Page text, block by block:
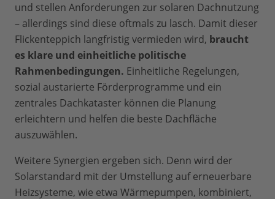
und stellen Anforderungen zur solaren Dachnutzung
– allerdings sind diese oftmals zu lasch. Damit dieser
Flickenteppich langfristig vermieden wird, braucht
es klare und einheitliche politische
Rahmenbedingungen. Einheitliche Regelungen,
sozial austarierte Förderprogramme und ein
zentrales Dachkataster können die Planung
erleichtern und helfen die beste Dachfläche
auszuwählen.
Weitere Synergien ergeben sich. Denn wird der
Solarstandard mit der Umstellung auf erneuerbare
Heizsysteme, wie etwa Wärmepumpen, kombiniert,